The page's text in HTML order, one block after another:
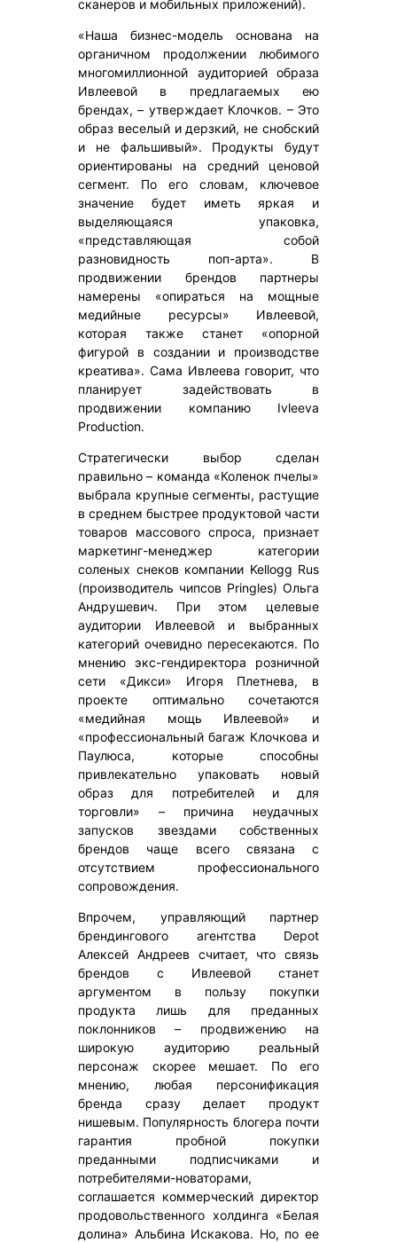
сканеров и мобильных приложений).
«Наша бизнес-модель основана на
органичном продолжении любимого
многомиллионной аудиторией образа
Ивлеевой в предлагаемых ею
брендах, – утверждает Клочков. – Это
образ веселый и дерзкий, не снобский
и не фальшивый». Продукты будут
ориентированы на средний ценовой
сегмент. По его словам, ключевое
значение будет иметь яркая и
выделяющаяся упаковка,
«представляющая собой
разновидность поп-арта». В
продвижении брендов партнеры
намерены «опираться на мощные
медийные ресурсы» Ивлеевой,
которая также станет «опорной
фигурой в создании и производстве
креатива». Сама Ивлеева говорит, что
планирует задействовать в
продвижении компанию Ivleeva
Production.
Стратегически выбор сделан
правильно – команда «Коленок пчелы»
выбрала крупные сегменты, растущие
в среднем быстрее продуктовой части
товаров массового спроса, признает
маркетинг-менеджер категории
соленых снеков компании Kellogg Rus
(производитель чипсов Pringles) Ольга
Андрушевич. При этом целевые
аудитории Ивлеевой и выбранных
категорий очевидно пересекаются. По
мнению экс-гендиректора розничной
сети «Дикси» Игоря Плетнева, в
проекте оптимально сочетаются
«медийная мощь Ивлеевой» и
«профессиональный багаж Клочкова и
Паулюса, которые способны
привлекательно упаковать новый
образ для потребителей и для
торговли» – причина неудачных
запусков звездами собственных
брендов чаще всего связана с
отсутствием профессионального
сопровождения.
Впрочем, управляющий партнер
брендингового агентства Depot
Алексей Андреев считает, что связь
брендов с Ивлеевой станет
аргументом в пользу покупки
продукта лишь для преданных
поклонников – продвижению на
широкую аудиторию реальный
персонаж скорее мешает. По его
мнению, любая персонификация
бренда сразу делает продукт
нишевым. Популярность блогера почти
гарантия пробной покупки
преданными подписчиками и
потребителями-новаторами,
соглашается коммерческий директор
продовольственного холдинга «Белая
долина» Альбина Искакова. Но, по ее